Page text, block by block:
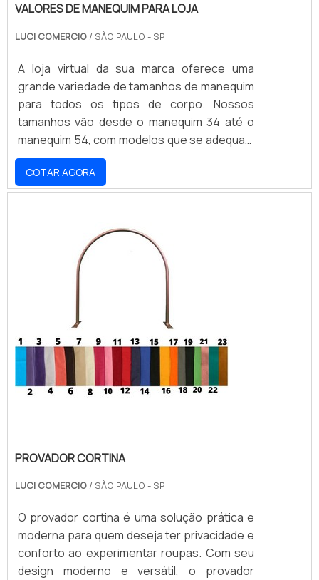
VALORES DE MANEQUIM PARA LOJA
LUCI COMERCIO / SÃO PAULO - SP
A loja virtual da sua marca oferece uma
grande variedade de tamanhos de manequim
para todos os tipos de corpo. Nossos
tamanhos vão desde o manequim 34 até o
manequim 54, com modelos que se adequam
a todos os estilos e ocasiões. Nossos
produtos são fabricados com materiais de
alta qualidade e resistência, garantindo
oportunidade de encontrar o manequim ideal
para você e aproveite nossos preços
acessíveis.
COTAR AGORA
PROVADOR CORTINA
LUCI COMERCIO / SÃO PAULO - SP
O provador cortina é uma solução prática e
moderna para quem deseja ter privacidade e
conforto ao experimentar roupas. Com seu
design moderno e versátil, o provador